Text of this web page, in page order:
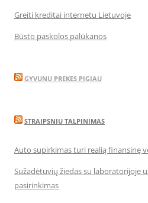
Greiti kreditai internetu Lietuvoje
Būsto paskolos palūkanos
GYVUNU PREKES PIGIAU
STRAIPSNIU TALPINIMAS
Auto supirkimas turi realią finansinę
Sužadėtuvių žiedas su laboratorijoje
pasirinkimas